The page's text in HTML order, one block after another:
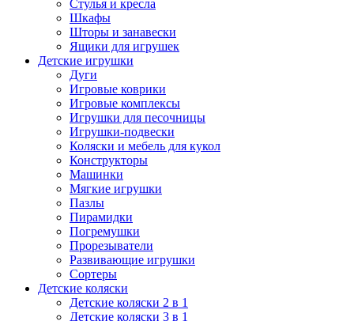
Стулья и кресла
Шкафы
Шторы и занавески
Ящики для игрушек
Детские игрушки
Дуги
Игровые коврики
Игровые комплексы
Игрушки для песочницы
Игрушки-подвески
Коляски и мебель для кукол
Конструкторы
Машинки
Мягкие игрушки
Пазлы
Пирамидки
Погремушки
Прорезыватели
Развивающие игрушки
Сортеры
Детские коляски
Детские коляски 2 в 1
Детские коляски 3 в 1